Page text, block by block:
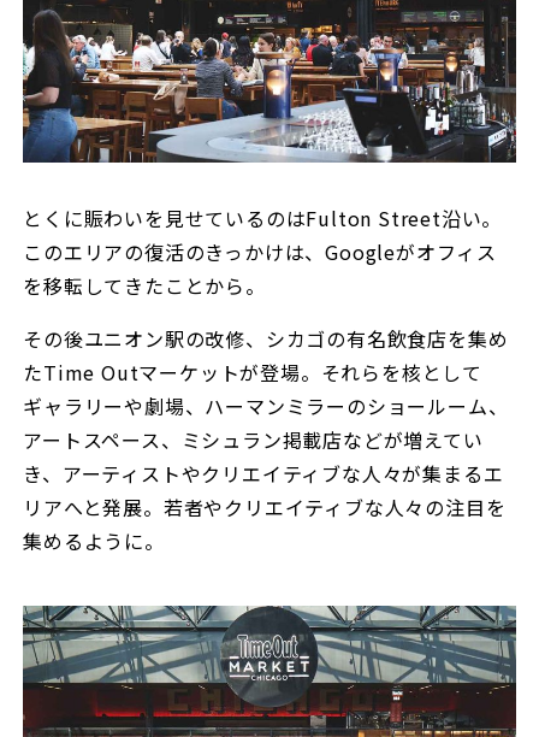
とくに賑わいを見せているのはFulton Street沿い。
このエリアの復活のきっかけは、Googleがオフィス
を移転してきたことから。
その後ユニオン駅の改修、シカゴの有名飲食店を集め
たTime Outマーケットが登場。それらを核として
ギャラリーや劇場、ハーマンミラーのショールーム、
アートスペース、ミシュラン掲載店などが増えてい
き、アーティストやクリエイティブな人々が集まるエ
リアへと発展。若者やクリエイティブな人々の注目を
集めるように。